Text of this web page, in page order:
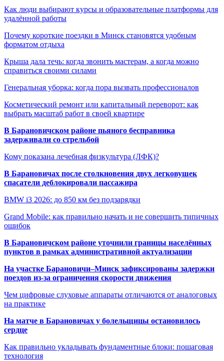
Как люди выбирают курсы и образовательные платформы для
удалённой работы
Почему короткие поездки в Минск становятся удобным
форматом отдыха
Крыша дала течь: когда звонить мастерам, а когда можно
справиться своими силами
Генеральная уборка: когда пора вызвать профессионалов
Косметический ремонт или капитальный переворот: как
выбрать масштаб работ в своей квартире
В Барановичском районе пьяного бесправника
задерживали со стрельбой
Кому показана лечебная физкультура (ЛФК)?
В Барановичах после столкновения двух легковушек
спасатели деблокировали пассажира
BMW i3 2026: до 850 км без подзарядки
Grand Mobile: как правильно начать и не совершить типичных
ошибок
В Барановичском районе уточнили границы населённых
пунктов в рамках административной актуализации
На участке Барановичи–Минск зафиксированы задержки
поездов из-за ограничения скорости движения
Чем цифровые слуховые аппараты отличаются от аналоговых
на практике
На матче в Барановичах у болельщицы остановилось
сердце
Как правильно укладывать фундаментные блоки: пошаговая
технология